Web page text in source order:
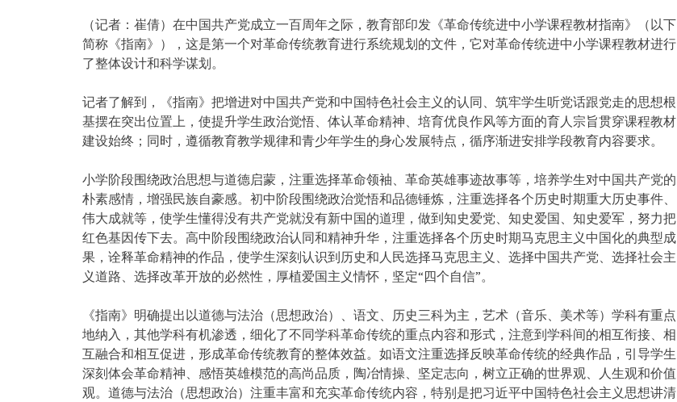
（记者：崔倩）在中国共产党成立一百周年之际，教育部印发《革命传统进中小学课程教材指南》（以下
简称《指南》），这是第一个对革命传统教育进行系统规划的文件，它对革命传统进中小学课程教材进行
了整体设计和科学谋划。
记者了解到，《指南》把增进对中国共产党和中国特色社会主义的认同、筑牢学生听党话跟党走的思想根
基摆在突出位置上，使提升学生政治觉悟、体认革命精神、培育优良作风等方面的育人宗旨贯穿课程教材
建设始终；同时，遵循教育教学规律和青少年学生的身心发展特点，循序渐进安排学段教育内容要求。
小学阶段围绕政治思想与道德启蒙，注重选择革命领袖、革命英雄事迹故事等，培养学生对中国共产党的
朴素感情，增强民族自豪感。初中阶段围绕政治觉悟和品德锤炼，注重选择各个历史时期重大历史事件、
伟大成就等，使学生懂得没有共产党就没有新中国的道理，做到知史爱党、知史爱国、知史爱军，努力把
红色基因传下去。高中阶段围绕政治认同和精神升华，注重选择各个历史时期马克思主义中国化的典型成
果，诠释革命精神的作品，使学生深刻认识到历史和人民选择马克思主义、选择中国共产党、选择社会主
义道路、选择改革开放的必然性，厚植爱国主义情怀，坚定“四个自信”。
《指南》明确提出以道德与法治（思想政治）、语文、历史三科为主，艺术（音乐、美术等）学科有重点
地纳入，其他学科有机渗透，细化了不同学科革命传统的重点内容和形式，注意到学科间的相互衔接、相
互融合和相互促进，形成革命传统教育的整体效益。如语文注重选择反映革命传统的经典作品，引导学生
深刻体会革命精神、感悟英雄模范的高尚品质，陶冶情操、坚定志向，树立正确的世界观、人生观和价值
观。道德与法治（思想政治）注重丰富和充实革命传统内容，特别是把习近平中国特色社会主义思想讲清